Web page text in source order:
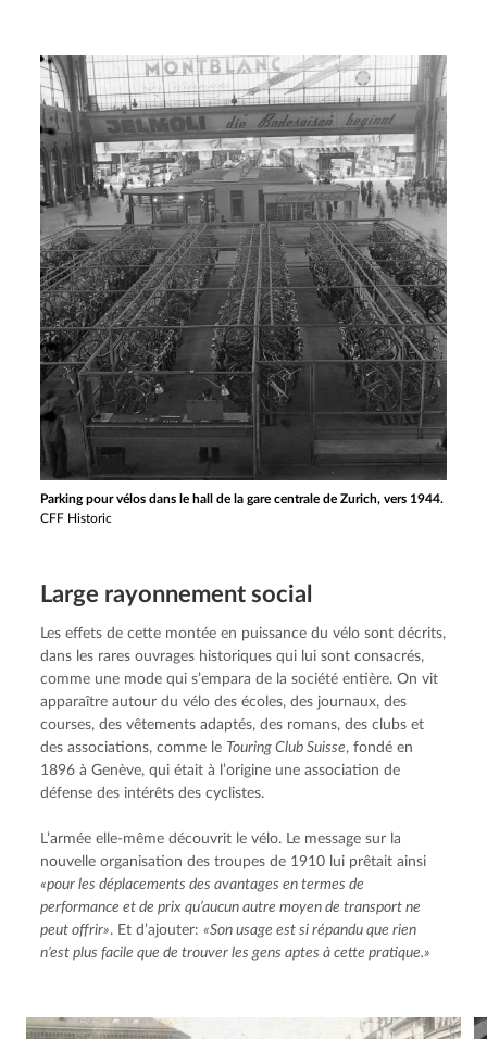
Parking pour vélos dans le hall de la gare centrale de Zurich, vers 1944.
CFF Historic
Large rayonne­ment social
Les effets de cette montée en puissance du vélo sont décrits,
dans les rares ouvrages historiques qui lui sont consacrés,
comme une mode qui s’empara de la société entière. On vit
apparaître autour du vélo des écoles, des journaux, des
courses, des vêtements adaptés, des romans, des clubs et
des associations, comme le Touring Club Suisse, fondé en
1896 à Genève, qui était à l’origine une association de
défense des intérêts des cyclistes.
L’armée elle-même découvrit le vélo. Le message sur la
«pour les déplacements des avantages en termes de
performance et de prix qu’aucun autre moyen de transport ne
peut offrir». Et d’ajouter: «Son usage est si répandu que rien
n’est plus facile que de trouver les gens aptes à cette pratique.»